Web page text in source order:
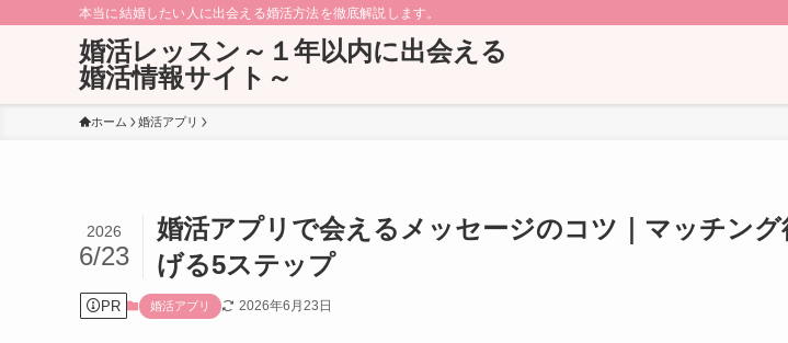
本当に結婚したい人に出会える婚活方法を徹底解説します。
婚活レッスン～１年以内に出会える
婚活情報サイト～
ホーム 婚活アプリ
婚活アプリで会えるメッセージのコツ｜マッチン
げる5ステップ
2026
6/23
PR 婚活アプリ 2026年6月23日